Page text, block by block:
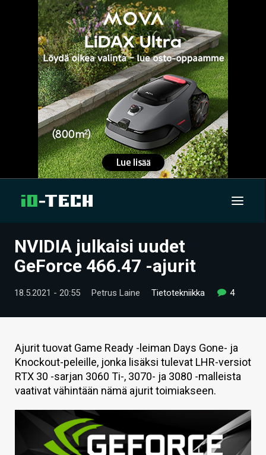
UUTISET
TIETOA
HINTA.FI
VAIHDA TEEMA
NVIDIA julkaisi uudet
GeForce 466.47 -ajurit
18.5.2021 - 20:55 Petrus Laine Tietotekniikka 4
Ajurit tuovat Game Ready -leiman Days Gone- ja
Knockout-peleille, jonka lisäksi tulevat LHR-versiot
RTX 30 -sarjan 3060 Ti-, 3070- ja 3080 -malleista
vaativat vähintään nämä ajurit toimiakseen.